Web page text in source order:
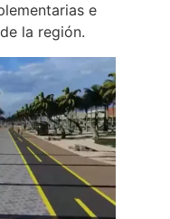
e
la región.